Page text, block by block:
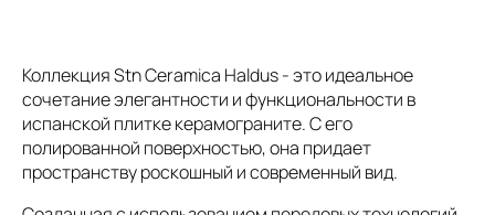
Коллекция Stn Ceramica Haldus - это идеальное
сочетание элегантности и функциональности в
испанской плитке керамограните. С его
полированной поверхностью, она придает
пространству роскошный и современный вид.